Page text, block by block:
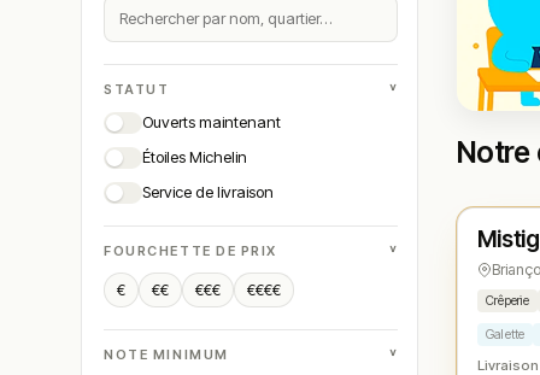
STATUT ˅
Ouverts maintenant
Étoiles Michelin
Service de livraison
FOURCHETTE DE PRIX ˅
€ €€ €€€ €€€€
NOTE MINIMUM ˅
Notre
★ N°
Crêperie
Galette
Livraison